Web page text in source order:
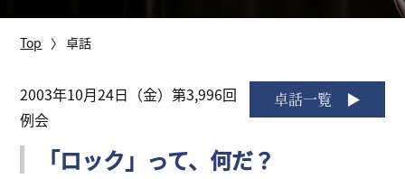
運営方針
歴史
Top 卓話
卓話一覧
2003年10月24日（金）第3,996回
例会
「ロック」って、何だ？